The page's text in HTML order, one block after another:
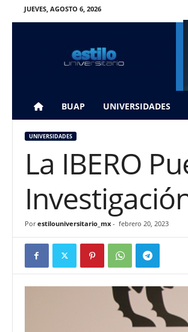
JUEVES, AGOSTO 6, 2026
BUAP UNIVERSIDADES
UNIVERSIDADES
La IBERO
Por estilouniversitario_mx- febrero 20, 2023